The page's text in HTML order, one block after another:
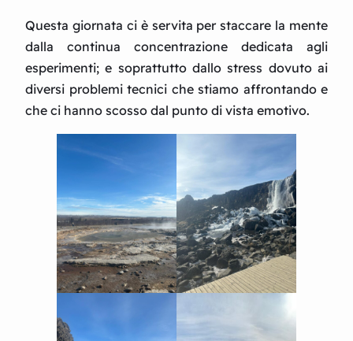
Questa giornata ci è servita per staccare la mente
dalla continua concentrazione dedicata agli
esperimenti; e soprattutto dallo stress dovuto ai
diversi problemi tecnici che stiamo affrontando e
che ci hanno scosso dal punto di vista emotivo.